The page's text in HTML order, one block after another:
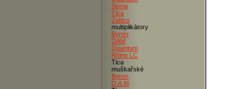
Sema
Tica
Zebco
multiplikátory
Byron
DAM
Quantum
Rhino LC
Tica
muškařské
Byron
D.A.M